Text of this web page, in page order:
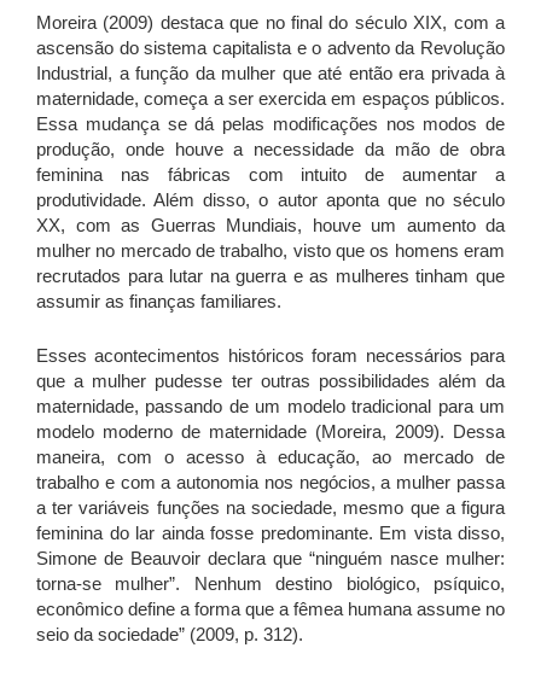
Moreira (2009) destaca que no final do século XIX, com a
ascensão do sistema capitalista e o advento da Revolução
Industrial, a função da mulher que até então era privada à
maternidade, começa a ser exercida em espaços públicos.
Essa mudança se dá pelas modificações nos modos de
produção, onde houve a necessidade da mão de obra
feminina nas fábricas com intuito de aumentar a
produtividade. Além disso, o autor aponta que no século
XX, com as Guerras Mundiais, houve um aumento da
mulher no mercado de trabalho, visto que os homens eram
recrutados para lutar na guerra e as mulheres tinham que
assumir as finanças familiares.
Esses acontecimentos históricos foram necessários para
que a mulher pudesse ter outras possibilidades além da
maternidade, passando de um modelo tradicional para um
modelo moderno de maternidade (Moreira, 2009). Dessa
maneira, com o acesso à educação, ao mercado de
trabalho e com a autonomia nos negócios, a mulher passa
a ter variáveis funções na sociedade, mesmo que a figura
feminina do lar ainda fosse predominante. Em vista disso,
Simone de Beauvoir declara que “ninguém nasce mulher:
torna-se mulher”. Nenhum destino biológico, psíquico,
econômico define a forma que a fêmea humana assume no
seio da sociedade” (2009, p. 312).